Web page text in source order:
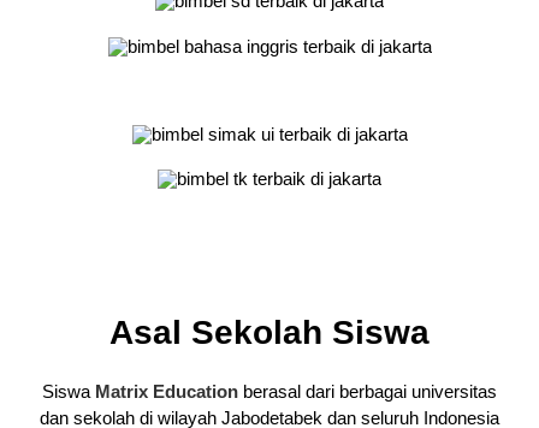
Asal Sekolah Siswa
Siswa Matrix Education berasal dari berbagai universitas
dan sekolah di wilayah Jabodetabek dan seluruh Indonesia